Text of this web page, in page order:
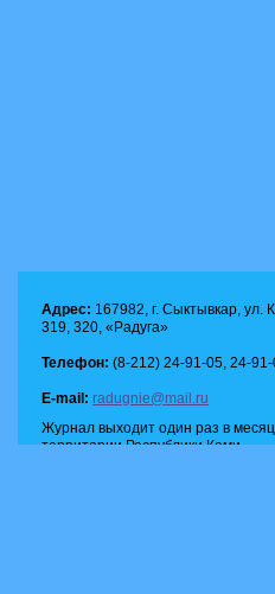
Адрес: 167982, г. Сыктывкар, ул.
319, 320, «Радуга»
Телефон: (8-212) 24-91-05, 24-
E-mail: radugnie@mail.ru
Журнал выходит один раз в
территории Республики Коми.